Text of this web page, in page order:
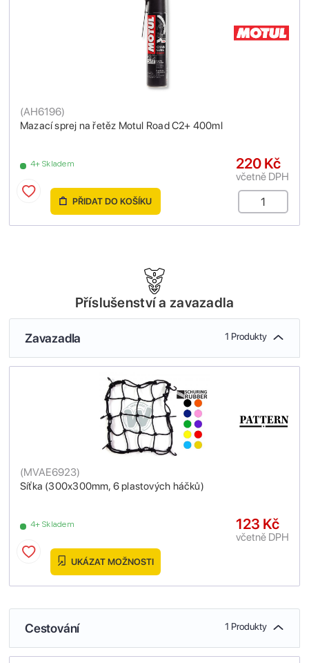
Mazací sprej na řetěz Motul Road C2+ 400ml
(AH6196)
4+ Skladem 220 Kč
včetně DPH
PŘIDAT DO KOŠÍKU
Příslušenství a zavazadla
Zavazadla 1 Produkty
Síťka (300x300mm, 6 plastových háčků)
(MVAE6923)
4+ Skladem 123 Kč
včetně DPH
UKÁZAT MOŽNOSTI
Cestování 1 Produkty